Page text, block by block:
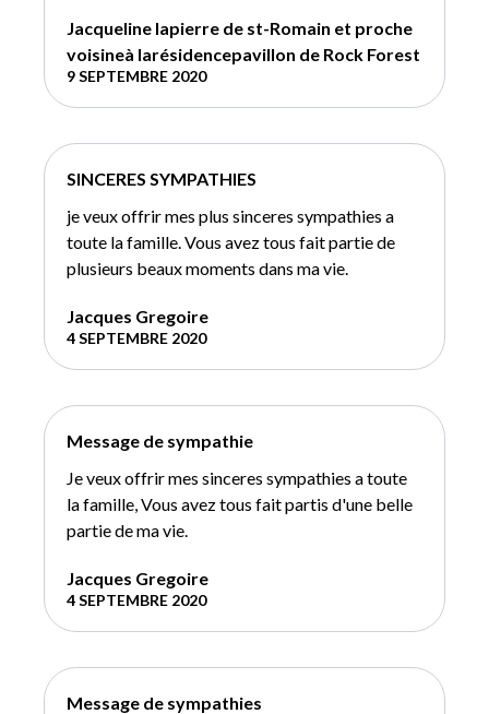
Jacqueline lapierre de st-Romain et proche
voisineà larésidencepavillon de Rock Forest
9 SEPTEMBRE 2020
SINCERES SYMPATHIES
je veux offrir mes plus sinceres sympathies a
toute la famille. Vous avez tous fait partie de
plusieurs beaux moments dans ma vie.
Jacques Gregoire
4 SEPTEMBRE 2020
Message de sympathie
Je veux offrir mes sinceres sympathies a toute
la famille, Vous avez tous fait partis d'une belle
partie de ma vie.
Jacques Gregoire
4 SEPTEMBRE 2020
Message de sympathies